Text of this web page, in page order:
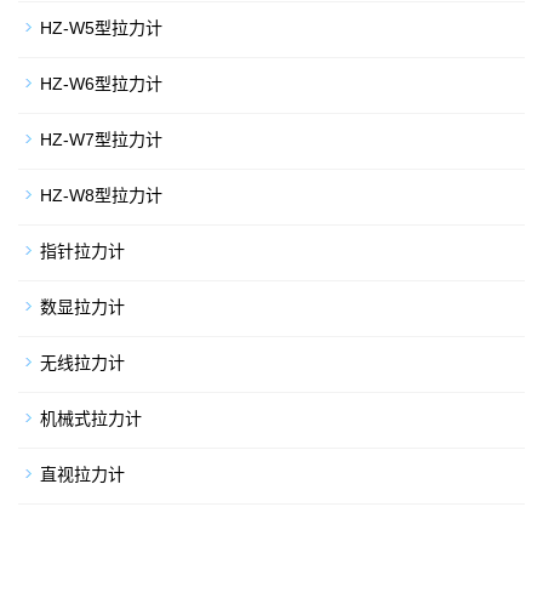
HZ-W5型拉力计
HZ-W6型拉力计
HZ-W7型拉力计
HZ-W8型拉力计
指针拉力计
数显拉力计
无线拉力计
机械式拉力计
直视拉力计